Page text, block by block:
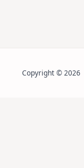
Copyright © 2026